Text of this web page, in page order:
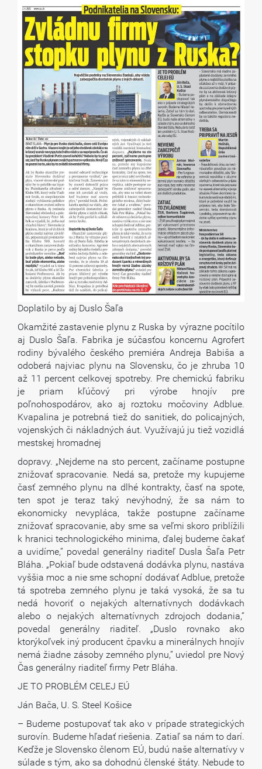
Doplatilo by aj Duslo Šaľa
Okamžité zastavenie plynu z Ruska by výrazne pocítilo
aj Duslo Šaľa. Fabrika je súčasťou koncernu Agrofert
rodiny bývalého českého premiéra Andreja Babiša a
odoberá najviac plynu na Slovensku, čo je zhruba 10
až 11 percent celkovej spotreby. Pre chemickú fabriku
je priam kľúčový pri výrobe hnojív pre
poľnohospodárov, ako aj roztoku močoviny Adblue.
Kvapalina je potrebná tiež do sanitiek, do policajných,
vojenských či nákladných áut. Využívajú ju tiež vozidlá
mestskej hromadnej
dopravy. „Nejdeme na sto percent, začíname postupne
znižovať spracovanie. Nedá sa, pretože my kupujeme
časť zemného plynu na dlhé kontrakty, časť na spote,
ten spot je teraz taký nevýhodný, že sa nám to
ekonomicky nevypláca, takže postupne začíname
znižovať spracovanie, aby sme sa veľmi skoro priblížili
k hranici technologického minima, ďalej budeme čakať
a uvidíme,“ povedal generálny riaditeľ Dusla Šaľa Petr
Bláha. „Pokiaľ bude odstavená dodávka plynu, nastáva
vyššia moc a nie sme schopní dodávať Adblue, pretože
tá spotreba zemného plynu je taká vysoká, že sa tu
nedá hovoriť o nejakých alternatívnych dodávkach
alebo o nejakých alternatívnych zdrojoch dodania,“
povedal generálny riaditeľ. „Duslo rovnako ako
ktorýkoľvek iný producent čpavku a minerálnych hnojív
nemá žiadne zásoby zemného plynu,“ uviedol pre Nový
Čas generálny riaditeľ firmy Petr Bláha.
JE TO PROBLÉM CELEJ EÚ
Ján Bača, U. S. Steel Košice
– Budeme postupovať tak ako v prípade strategických
surovín. Budeme hľadať riešenia. Zatiaľ sa nám to darí.
Keďže je Slovensko členom EÚ, budú naše alternatívy v
súlade s tým, ako sa dohodnú členské štáty. Nebude to